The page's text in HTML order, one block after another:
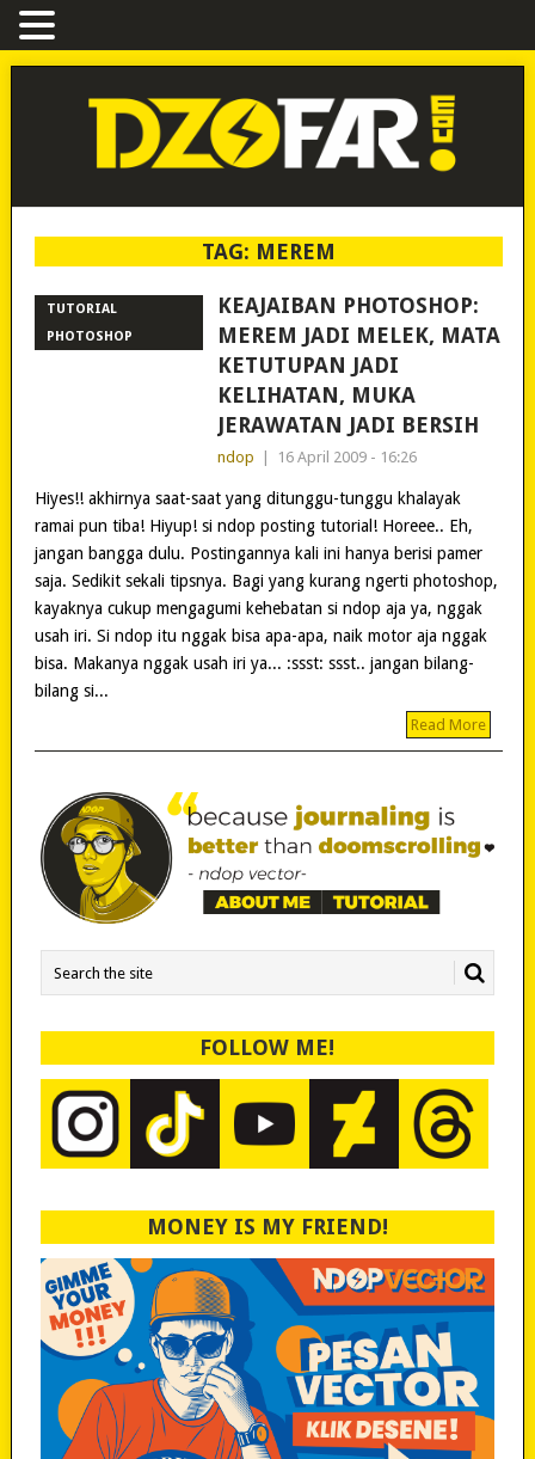
TAG: MEREM
TUTORIAL
PHOTOSHOP
KEAJAIBAN PHOTOSHOP:
MEREM JADI MELEK, MATA
KETUTUPAN JADI
KELIHATAN, MUKA
JERAWATAN JADI BERSIH
ndop 16 April 2009 - 16:26
Hiyes!! akhirnya saat-saat yang ditunggu-tunggu khalayak
ramai pun tiba! Hiyup! si ndop posting tutorial! Horeee.. Eh,
jangan bangga dulu. Postingannya kali ini hanya berisi pamer
saja. Sedikit sekali tipsnya. Bagi yang kurang ngerti photoshop,
kayaknya cukup mengagumi kehebatan si ndop aja ya, nggak
usah iri. Si ndop itu nggak bisa apa-apa, naik motor aja nggak
bisa. Makanya nggak usah iri ya... :ssst: ssst.. jangan bilang-
bilang si...
Read More
FOLLOW ME!
MONEY IS MY FRIEND!